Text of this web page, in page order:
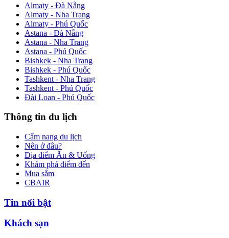
Almaty - Đà Nẵng
Almaty - Nha Trang
Almaty - Phú Quốc
Astana - Đà Nẵng
Astana - Nha Trang
Astana - Phú Quốc
Bishkek - Nha Trang
Bishkek - Phú Quốc
Tashkent - Nha Trang
Tashkent - Phú Quốc
Đài Loan - Phú Quốc
Thông tin du lịch
Cẩm nang du lịch
Nên ở đâu?
Địa điểm Ăn & Uống
Khám phá điểm đến
Mua sắm
CBAIR
Tin nổi bật
Khách sạn